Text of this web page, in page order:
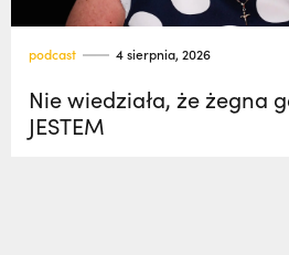
podcast 4 sierpnia, 2026
Nie wiedziała, że żegna
JESTEM